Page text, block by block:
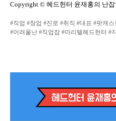
Copyright © 헤드헌터 윤재홍의 난
#직업 #창업 #진로 #취직 #대표 #팟캐
#어려울난 #직업잡 #마리텔헤드헌터 #